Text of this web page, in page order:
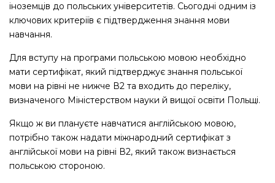
іноземців до польських університетів. Сьогодні одним із
ключових критеріїв є підтвердження знання мови
навчання.
Для вступу на програми польською мовою необхідно
мати сертифікат, який підтверджує знання польської
мови на рівні не нижче В2 та входить до переліку,
визначеного Міністерством науки й вищої освіти Польщі.
Якщо ж ви плануєте навчатися англійською мовою,
потрібно також надати міжнародний сертифікат з
англійської мови на рівні В2, який також визнається
польською стороною.